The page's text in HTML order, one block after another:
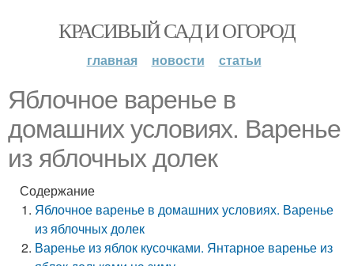
КРАСИВЫЙ САД И ОГОРОД
главная новости статьи
Яблочное варенье в
домашних условиях. Варенье
из яблочных долек
Содержание
Яблочное варенье в домашних условиях. Варенье
из яблочных долек
Варенье из яблок кусочками. Янтарное варенье из